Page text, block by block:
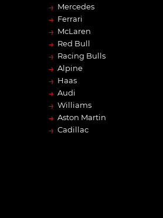
→ Mercedes
→ Ferrari
→ McLaren
→ Red Bull
→ Racing Bulls
→ Alpine
→ Haas
→ Audi
→ Williams
→ Aston Martin
→ Cadillac